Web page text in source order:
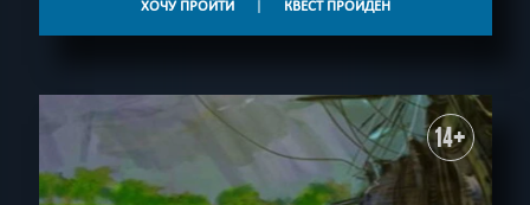
ХОЧУ ПРОЙТИ | КВЕСТ ПРОЙДЕН
14+